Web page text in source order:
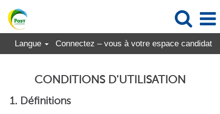
Langue Connectez – vous à votre espace candidat
CONDITIONS D'UTILISATION
1. Définitions